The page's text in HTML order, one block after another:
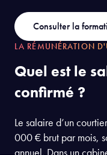
Consulter la
LA RÉMUNÉRATION
Quel est le
confirmé ?
Le salaire d’un
000 € brut par mois,